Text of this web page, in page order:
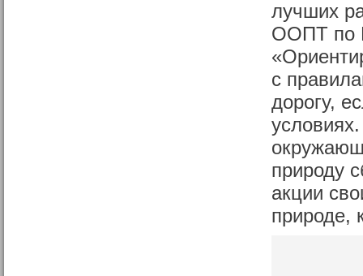
лучших
ООПТ по
с
дорогу,
природу
акции
природе,